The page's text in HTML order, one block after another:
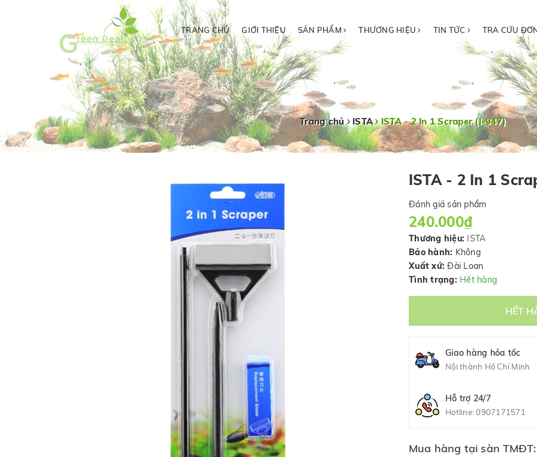
TRANG CHỦ GIỚI THIỆU SẢN PHẨM THƯƠNG HIỆU TIN TỨC TRA CỨU
Trang chủ ISTA ISTA - 2 In 1 Scraper (I-947)
ISTA - 2 In 1
Đánh giá sản phẩm
240.000₫
Thương hiệu: ISTA
Bảo hành: Không
Xuất xứ: Đài Loan
Tình trạng: Hết hàng
HẾT
Giao hàng hỏa tốc
Nội thành Hồ Chí Minh
Hỗ trợ 24/7
Hotline:0907171571
Mua hàng tại sàn TMĐT: